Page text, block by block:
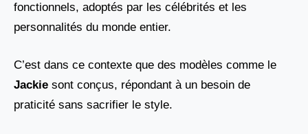
fonctionnels, adoptés par les célébrités et les
personnalités du monde entier.
C’est dans ce contexte que des modèles comme le
Jackie sont conçus, répondant à un besoin de
praticité sans sacrifier le style.